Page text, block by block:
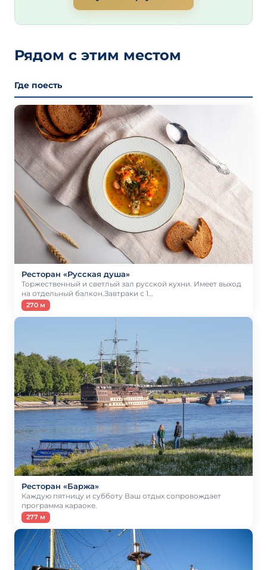
Рядом с этим местом
Где поесть
Ресторан «Русская душа»
Торжественный и светлый зал русской кухни. Имеет выход
на отдельный балкон.Завтраки с 1…
270 м
Ресторан «Баржа»
Каждую пятницу и субботу Ваш отдых сопровождает
программа караоке.
277 м